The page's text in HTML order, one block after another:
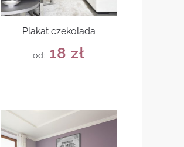
Plakat czekolada
od: 18zł